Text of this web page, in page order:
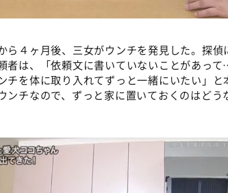
ら４ヶ月後、三女がウンチを発見した。探
者は、「依頼文に書いていないことがあって
チを体に取り入れてずっと一緒にいたい」
ンチなので、ずっと家に置いておくのはどう